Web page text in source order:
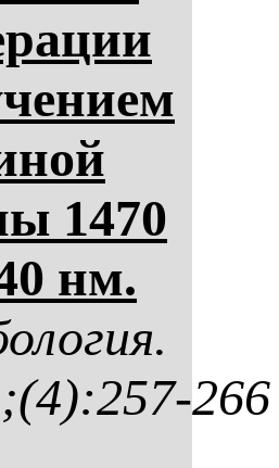
1470
нм.
266